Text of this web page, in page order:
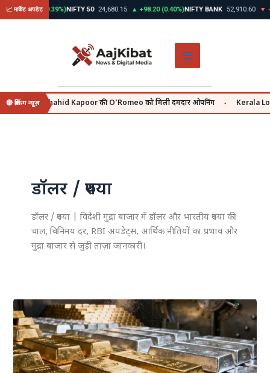
Skip
to
📈 मार्केट अपडेट
▲ +312.45 (0.39%)NIFTY 50 24,680.15 ▲ +98.20 (0.40%)NIFTY BANK 52,910.60 ▼ -
🔴 ब्रेकिंग न्यूज़
वहीं Shahid Kapoor की O’Romeo को मिली दमदार ओपनिंग ● Kerala
डॉलर / रुपया
डॉलर / रुपया | विदेशी मुद्रा बाजार में डॉलर और भारतीय रुपया की
चाल, विनिमय दर, RBI अपडेट्स, आर्थिक नीतियों का प्रभाव और
मुद्रा बाजार से जुड़ी ताज़ा जानकारी।